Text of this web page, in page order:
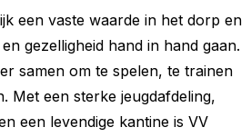
een vaste waarde in het dorp en
gezelligheid hand in hand gaan.
samen om te spelen, te trainen
Met een sterke jeugdafdeling,
een levendige kantine is VV